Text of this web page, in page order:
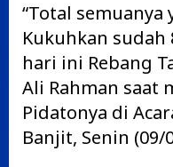
“Total
Kukuhkan sudah
hari ini Rebang
Ali Rahman saat
Pidatonya di
Banjit, Senin (09/